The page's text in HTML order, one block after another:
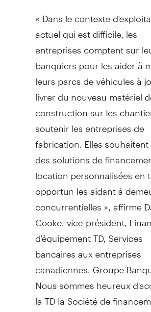
« Dans le contexte
actuel qui est difficile, les
entreprises comptent sur
banquiers pour les aider à
leurs parcs de véhicules à
livrer du nouveau matériel
construction sur les
soutenir les entreprises de
fabrication. Elles
des solutions de
location personnalisées en
opportun les aidant à
concurrentielles », affirme
Cooke, vice-président,
d'équipement TD, Services
bancaires aux entreprises
canadiennes, Groupe
Nous sommes heureux
la TD la Société de